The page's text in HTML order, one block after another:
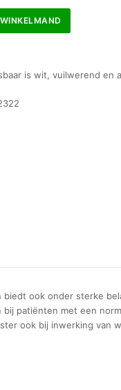
is wit, vuilwerend en
ook onder sterke
patiënten met een
ook bij inwerking van